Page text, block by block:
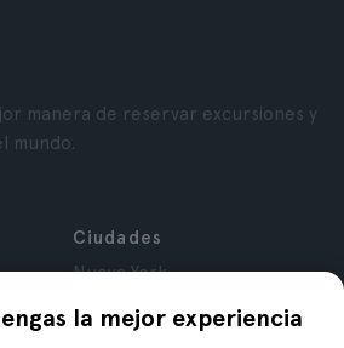
la mejor experiencia
manera de reservar excursiones y
mundo.
Ciudades
Nueva York
París